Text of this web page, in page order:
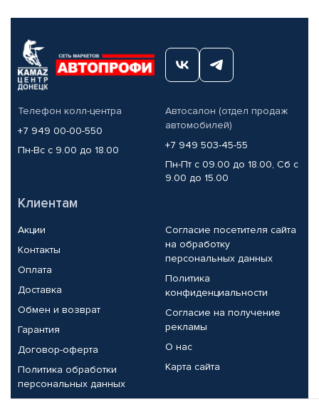
Телефон колл-центра
+7 949 00-00-550
Пн-Вс с 9.00 до 18.00
Автосалон (отдел продаж
автомобилей)
+7 949 503-45-55
Пн-Пт с 09.00 до 18.00, Сб с
9.00 до 15.00
Клиентам
Акции
Контакты
Оплата
Доставка
Обмен и возврат
Гарантия
Договор-оферта
Политика обработки
персональных данных
Согласие посетителя сайта
на обработку
персональных данных
Политика
конфиденциальности
Согласие на получение
рекламы
О нас
Карта сайта